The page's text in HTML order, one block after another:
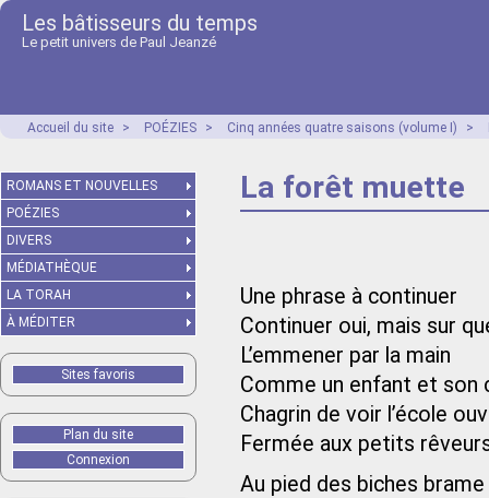
Les bâtisseurs du temps
Le petit univers de Paul Jeanzé
Accueil du site > POÉZIES > Cinq années quatre saisons (volume I) >
La forêt muette
Une phrase à continuer
Continuer oui, mais sur
L’emmener par la main
Comme un enfant et son
Chagrin de voir l’école
Fermée aux petits
Au pied des biches
ROMANS ET NOUVELLES
POÉZIES
DIVERS
MÉDIATHÈQUE
LA TORAH
À MÉDITER
Sites favoris
Plan du site
Connexion